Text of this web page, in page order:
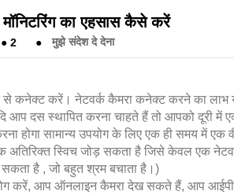
मॉनिटरिंग का एहसास कैसे करें
● 2 ● मुझे संदेश दे देना
कनेक्ट करें। नेटवर्क कैमरा कनेक्ट करने का लाभ
आप दस स्थापित करना चाहते हैं तो आपको दूरी में
होगा सामान्य उपयोग के लिए एक ही समय में एक
अतिरिक्त स्विच जोड़ सकता है जिसे केवल एक
है , जो बहुत श्रम बचाता है।)
करें, आप ऑनलाइन कैमरा देख सकते हैं, आप